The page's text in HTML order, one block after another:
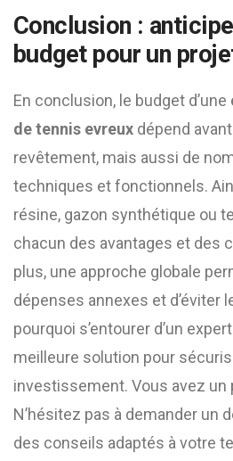
Conclusion :
budget pour un
En conclusion, le budget d’une
de tennis evreux dépend
revêtement, mais aussi de
techniques et fonctionnels.
résine, gazon synthétique ou
chacun des avantages et des
plus, une approche globale
dépenses annexes et d’éviter
pourquoi s’entourer d’un
meilleure solution pour
investissement. Vous avez un
N’hésitez pas à demander un
des conseils adaptés à votre